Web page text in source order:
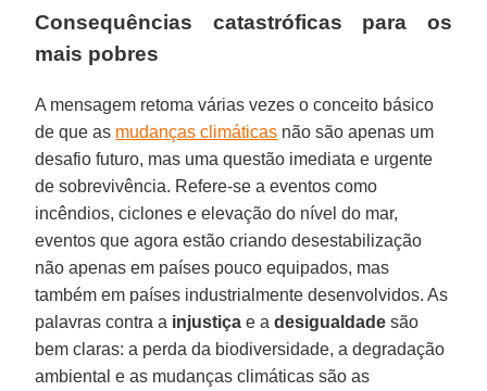
Consequências catastróficas para os
mais pobres
A mensagem retoma várias vezes o conceito básico
de que as mudanças climáticas não são apenas um
desafio futuro, mas uma questão imediata e urgente
de sobrevivência. Refere-se a eventos como
incêndios, ciclones e elevação do nível do mar,
eventos que agora estão criando desestabilização
não apenas em países pouco equipados, mas
também em países industrialmente desenvolvidos. As
palavras contra a injustiça e adesigualdade são
bem claras: a perda da biodiversidade, a degradação
ambiental e as mudanças climáticas são as